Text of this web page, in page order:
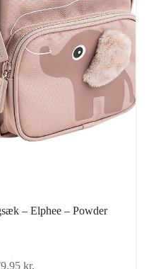
– Elphee – Powder
kr.